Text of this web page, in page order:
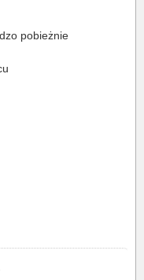
pobieżnie